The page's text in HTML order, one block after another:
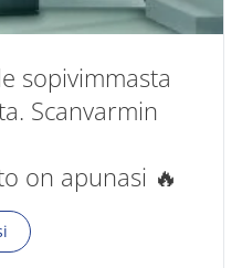
sopivimmasta
Scanvarmin
on apunasi 🔥